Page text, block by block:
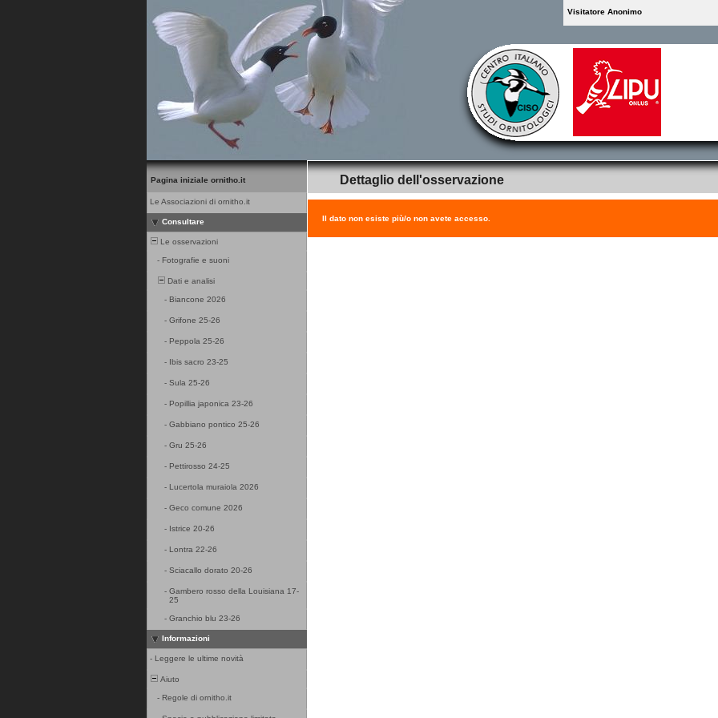
Visitatore Anonimo
Pagina iniziale ornitho.it
Le Associazioni di ornitho.it
Consultare
Le osservazioni
- Fotografie e suoni
Dati e analisi
- Biancone 2026
- Grifone 25-26
- Peppola 25-26
- Ibis sacro 23-25
- Sula 25-26
- Popillia japonica 23-26
- Gabbiano pontico 25-26
- Gru 25-26
- Pettirosso 24-25
- Lucertola muraiola 2026
- Geco comune 2026
- Istrice 20-26
- Lontra 22-26
- Sciacallo dorato 20-26
- Gambero rosso della Louisiana 17-
25
- Granchio blu 23-26
Informazioni
- Leggere le ultime novità
Aiuto
- Regole di ornitho.it
Dettaglio dell'osservazione
Il dato non esiste più/o non avete accesso.